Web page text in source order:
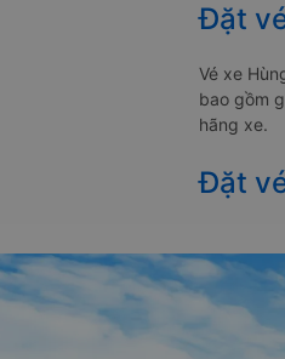
Đặt
Vé xe
bao gồm
hãng xe.
Đặt